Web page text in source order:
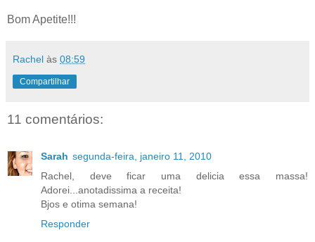
Bom Apetite!!!
Rachel às 08:59
Compartilhar
11 comentários:
Sarah segunda-feira, janeiro 11, 2010
Rachel, deve ficar uma delicia essa massa!
Adorei...anotadissima a receita!
Bjos e otima semana!
Responder